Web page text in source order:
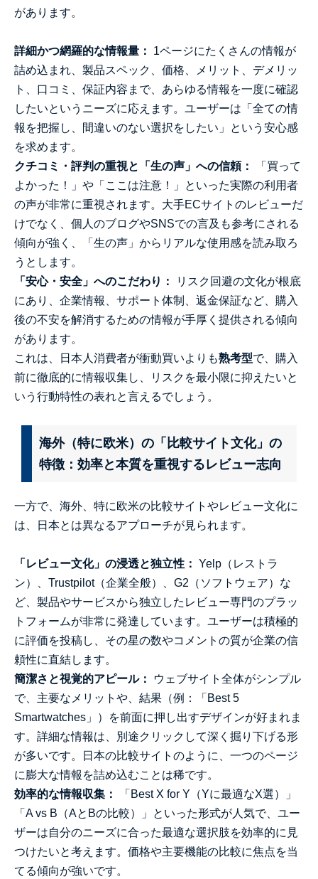
があります。
詳細かつ網羅的な情報量：
1ページにたくさんの情報が
詰め込まれ、製品スペック、価格、メリット、デメリッ
ト、口コミ、保証内容まで、あらゆる情報を一度に確認
したいというニーズに応えます。ユーザーは「全ての情
報を把握し、間違いのない選択をしたい」という安心感
を求めます。
クチコミ・評判の重視と「生の声」への信頼：
「買って
よかった！」や「ここは注意！」といった実際の利用者
の声が非常に重視されます。大手ECサイトのレビューだ
けでなく、個人のブログやSNSでの言及も参考にされる
傾向が強く、「生の声」からリアルな使用感を読み取ろ
うとします。
「安心・安全」へのこだわり：
リスク回避の文化が根底
にあり、企業情報、サポート体制、返金保証など、購入
後の不安を解消するための情報が手厚く提供される傾向
があります。
これは、日本人消費者が衝動買いよりも熟考型で、購入
前に徹底的に情報収集し、リスクを最小限に抑えたいと
いう行動特性の表れと言えるでしょう。
海外（特に欧米）の「比較サイト文化」の
特徴：効率と本質を重視するレビュー志向
一方で、海外、特に欧米の比較サイトやレビュー文化に
は、日本とは異なるアプローチが見られます。
「レビュー文化」の浸透と独立性： Yelp（レストラ
ン）、Trustpilot（企業全般）、G2（ソフトウェア）な
ど、製品やサービスから独立したレビュー専門のプラッ
トフォームが非常に発達しています。ユーザーは積極的
に評価を投稿し、その星の数やコメントの質が企業の信
頼性に直結します。
簡潔さと視覚的アピール：
ウェブサイト全体がシンプル
で、主要なメリットや、結果（例：「Best 5
Smartwatches」）を前面に押し出すデザインが好まれま
す。詳細な情報は、別途クリックして深く掘り下げる形
が多いです。日本の比較サイトのように、一つのページ
に膨大な情報を詰め込むことは稀です。
効率的な情報収集：
「Best X for Y（Yに最適なX選）」
「A vs B（AとBの比較）」といった形式が人気で、ユー
ザーは自分のニーズに合った最適な選択肢を効率的に見
つけたいと考えます。価格や主要機能の比較に焦点を当
てる傾向が強いです。